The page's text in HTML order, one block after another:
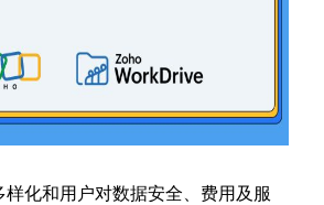
化和用户对数据安全、费用及服